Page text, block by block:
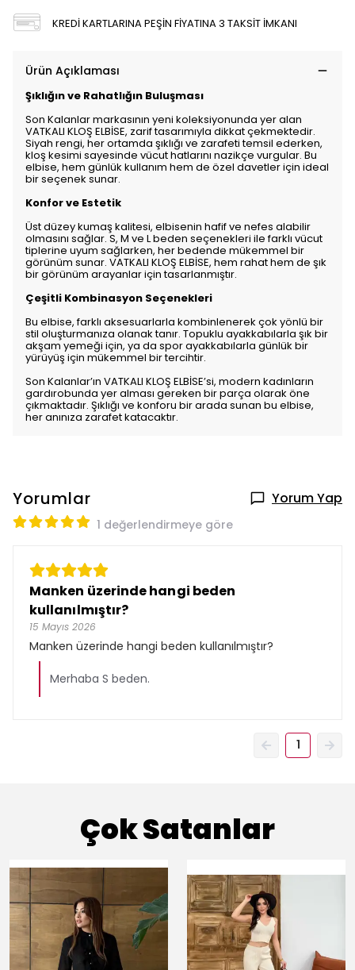
KREDİ KARTLARINA PEŞİN FİYATINA 3 TAKSİT İMKANI
Ürün Açıklaması
Şıklığın ve Rahatlığın Buluşması
Son Kalanlar markasının yeni koleksiyonunda yer alan
VATKALI KLOŞ ELBİSE, zarif tasarımıyla dikkat çekmektedir.
Siyah rengi, her ortamda şıklığı ve zarafeti temsil ederken,
kloş kesimi sayesinde vücut hatlarını nazikçe vurgular. Bu
elbise, hem günlük kullanım hem de özel davetler için ideal
bir seçenek sunar.
Konfor ve Estetik
Üst düzey kumaş kalitesi, elbisenin hafif ve nefes alabilir
olmasını sağlar. S, M ve L beden seçenekleri ile farklı vücut
tiplerine uyum sağlarken, her bedende mükemmel bir
görünüm sunar. VATKALI KLOŞ ELBİSE, hem rahat hem de şık
bir görünüm arayanlar için tasarlanmıştır.
Çeşitli Kombinasyon Seçenekleri
Bu elbise, farklı aksesuarlarla kombinlenerek çok yönlü bir
stil oluşturmanıza olanak tanır. Topuklu ayakkabılarla şık bir
akşam yemeği için, ya da spor ayakkabılarla günlük bir
yürüyüş için mükemmel bir tercihtir.
Son Kalanlar’ın VATKALI KLOŞ ELBİSE’si, modern kadınların
gardırobunda yer alması gereken bir parça olarak öne
çıkmaktadır. Şıklığı ve konforu bir arada sunan bu elbise,
her anınıza zarafet katacaktır.
Yorumlar Yorum Yap
1 değerlendirmeye göre
Manken üzerinde hangi beden
kullanılmıştır?
15 Mayıs 2026
Manken üzerinde hangi beden kullanılmıştır?
Merhaba S beden.
1
Çok Satanlar